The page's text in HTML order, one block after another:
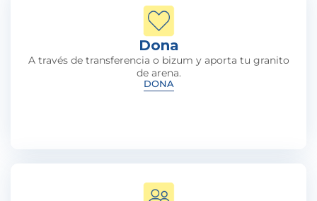
Dona
A través de transferencia o bizum y aporta tu granito
de arena.
DONA